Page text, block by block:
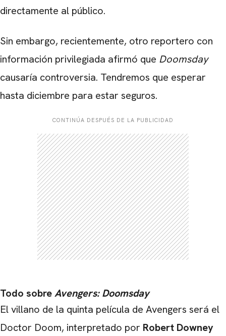
directamente al público.
Sin embargo, recientemente, otro reportero con
información privilegiada afirmó que Doomsday
causaría controversia. Tendremos que esperar
hasta diciembre para estar seguros.
CONTINÚA DESPUÉS DE LA PUBLICIDAD
Todo sobreAvengers: Doomsday
El villano de la quinta película de Avengers será el
Doctor Doom, interpretado por Robert Downey